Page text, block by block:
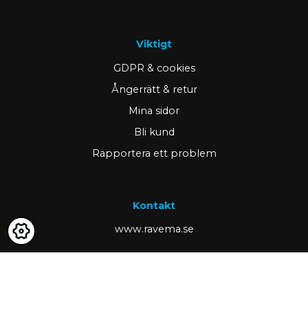
Viktigt
GDPR & cookies
Ångerrätt & retur
Mina sidor
Bli kund
Rapportera ett problem
Kontakt
www.ravema.se
+46 370 489 00